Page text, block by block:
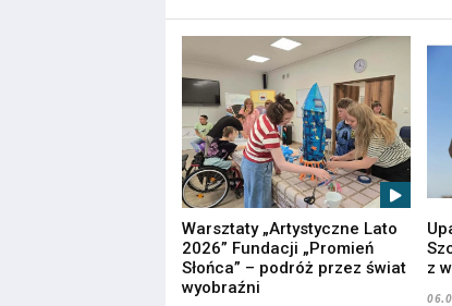
Warsztaty „Artystyczne Lato
2026” Fundacji „Promień
Słońca” – podróż przez świat
wyobraźni
z